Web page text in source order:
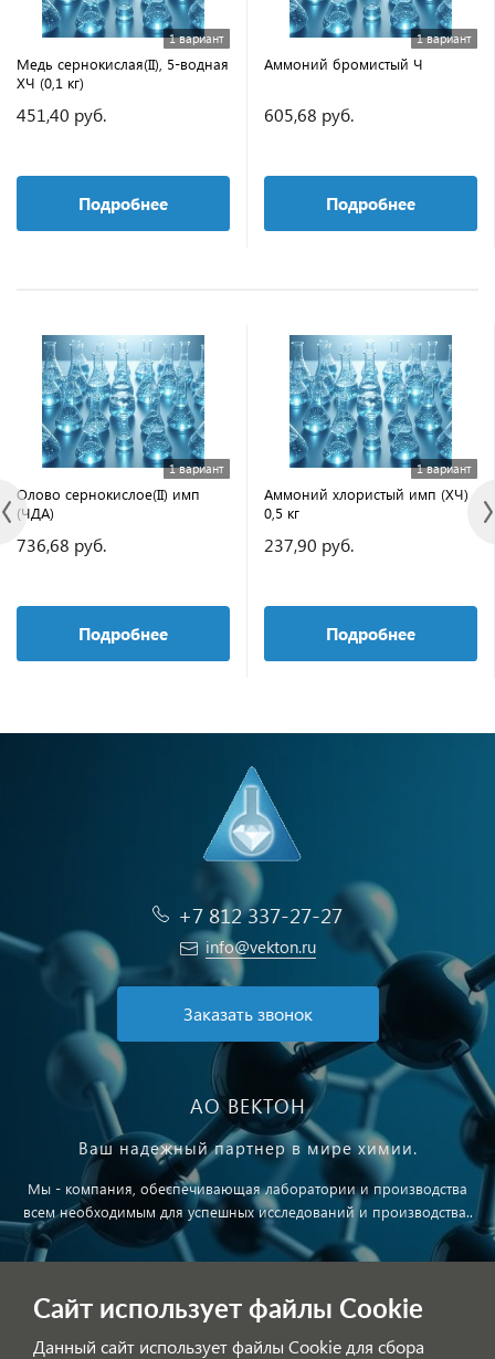
1 вариант
Медь сернокислая(II), 5-водная
ХЧ (0,1 кг)
451,40 руб.
Подробнее
1 вариант
Аммоний бромистый Ч
605,68 руб.
Подробнее
1 вариант
Олово сернокислое(II) имп
(ЧДА)
736,68 руб.
Подробнее
1 вариант
Аммоний хлористый имп (ХЧ)
0,5 кг
237,90 руб.
Подробнее
+7 812 337-27-27
info@vekton.ru
Заказать звонок
АО ВЕКТОН
Ваш надежный партнер в мире химии.
Мы - компания, обеспечивающая лаборатории и производства
всем необходимым для успешных исследований и производства..
Обработка персональных данных
Сайт использует файлы Cookie
Данный сайт использует файлы Cookie для сбора